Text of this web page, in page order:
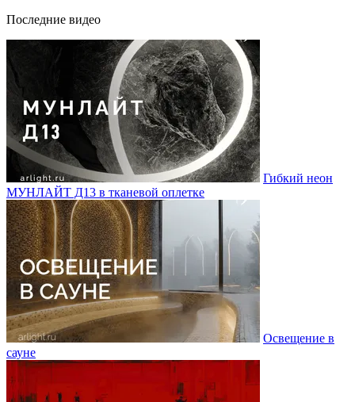
Последние видео
Гибкий неон
МУНЛАЙТ Д13 в тканевой оплетке
Освещение в
сауне